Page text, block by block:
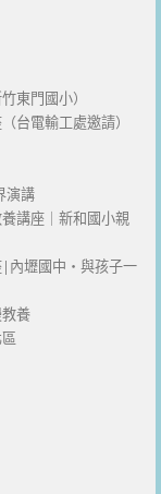
東門國小）
台電輸工處邀請）
演講
講座｜新和國小親
內壢國中・與孩子一
養